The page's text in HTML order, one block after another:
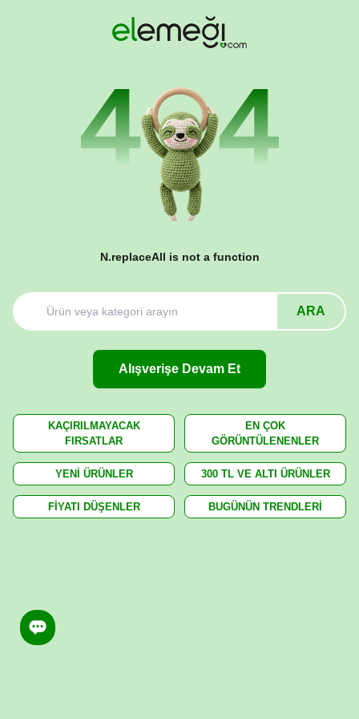
N.replaceAll is not a function
ARA
Alışverişe Devam Et
KAÇIRILMAYACAK
FIRSATLAR
EN ÇOK
GÖRÜNTÜLENENLER
YENİ ÜRÜNLER 300 TL VE ALTI ÜRÜNLER
FİYATI DÜŞENLER BUGÜNÜN TRENDLERİ